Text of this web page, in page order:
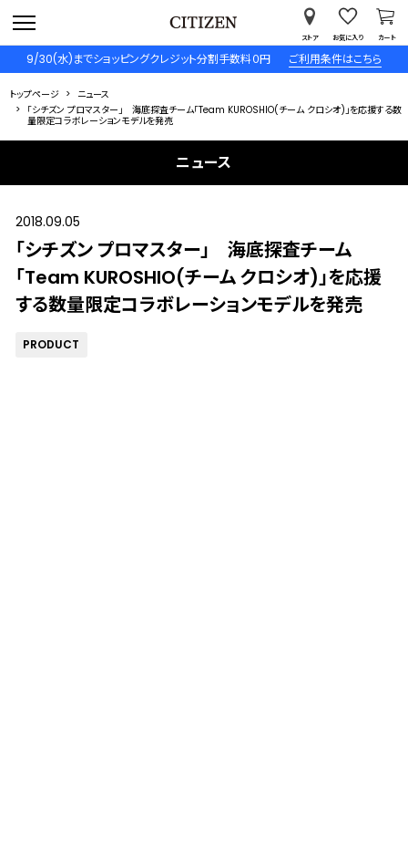
9/30(水)までショッピングクレジット分割手数料０円 ご利用条件はこちら
ストア お気に入り カート
トップページ
ニュース
「シチズン プロマスター」 海底探査チーム「Team KUROSHIO(チーム クロシオ)」を応援する数
量限定コラボレーションモデルを発売
ニュース
2018.09.05
「シチズン プロマスター」 海底探査チーム
「Team KUROSHIO(チーム クロシオ)」を応援
する数量限定コラボレーションモデルを発売
PRODUCT